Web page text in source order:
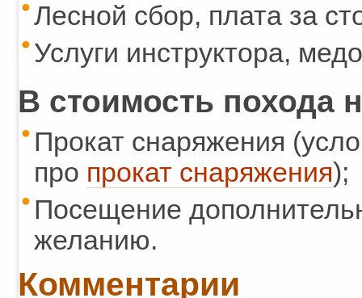
Лесной сбор, плата за
Услуги инструктора,
В стоимость похода
Прокат снаряжения
про прокат снаряжения);
Посещение
желанию.
Комментарии